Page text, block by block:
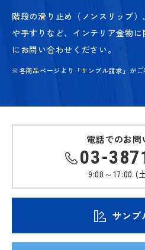
階段の滑り止め（ノンスリップ）
や手すりなど、 インテリア金物
にお問い合わせください。
※各商品ページより「サンプル請求」がご
電話でのお問
03-
9:00～17:00 (
サンプ